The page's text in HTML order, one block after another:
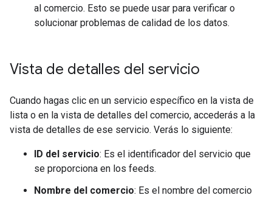
al comercio. Esto se puede usar para verificar o
solucionar problemas de calidad de los datos.
Vista de detalles del servicio
Cuando hagas clic en un servicio específico en la vista de
lista o en la vista de detalles del comercio, accederás a la
vista de detalles de ese servicio. Verás lo siguiente:
ID del servicio: Es el identificador del servicio que
se proporciona en los feeds.
Nombre del comercio: Es el nombre del comercio